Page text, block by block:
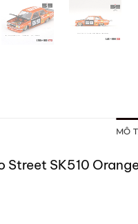
MÔ
Street SK510